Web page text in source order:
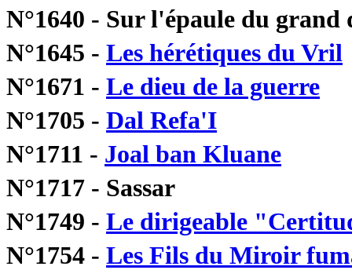
N°1640 - Sur l'épaule du grand
N°1645 - Les hérétiques du Vril
N°1671 - Le dieu de la guerre
N°1705 - Dal Refa'I
N°1711 - Joal ban Kluane
N°1717 - Sassar
N°1749 - Le dirigeable
N°1754 - Les Fils du Miroir